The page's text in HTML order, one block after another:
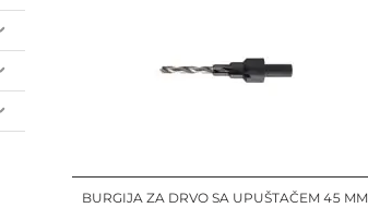
BURGIJA ZA DRVO SA UPUŠTAČEM 45 MM